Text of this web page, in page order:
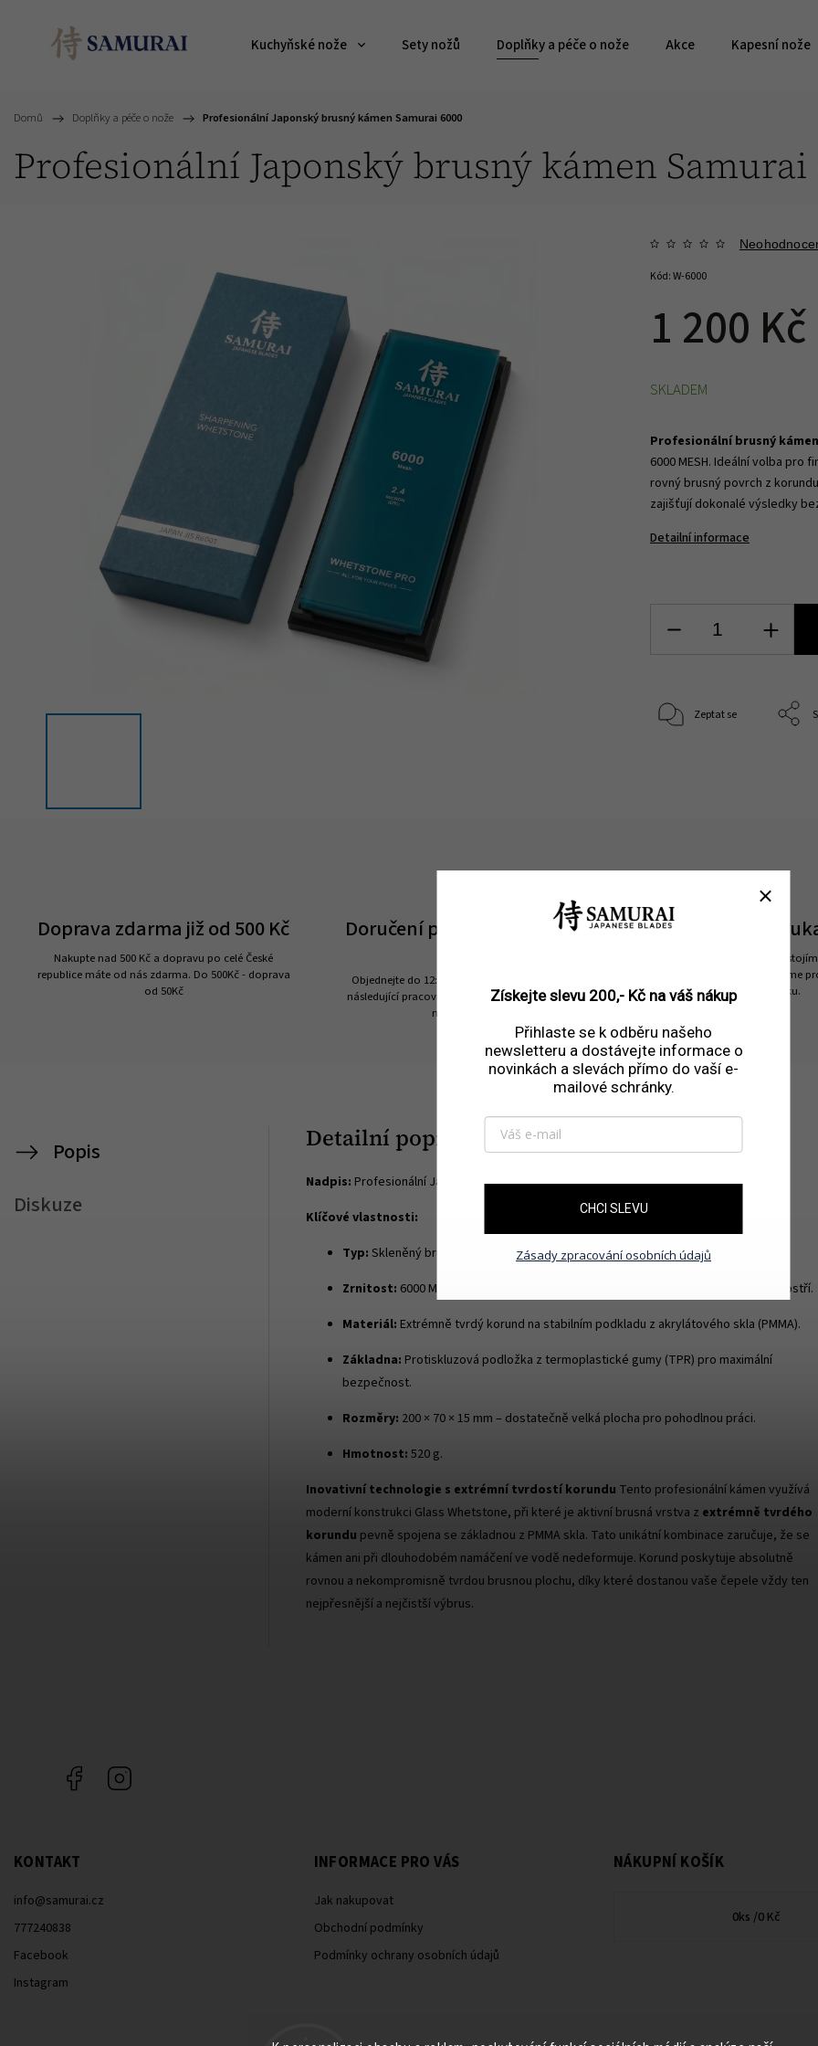
Kuchyňské nože Sety nožů Doplňky a péče o nože Akce Kapesní nože
Domů / Doplňky a péče o nože / Profesionální Japonský brusný kámen Samurai 6000
Profesionální Japonský brusný kámen Samurai
1 200 Kč
Kód:W-6000
Profesionální brusný kámen
6000 MESH. Ideální volba
rovný brusný povrch z
zajišťují dokonalé výsledky
Detailní informace
SKLADEM
Zeptat se
Doprava zdarma již od 500 Kč
Nakupte nad 500 Kč a dopravu po celé České
republice máte od nás zdarma. Do 500Kč - doprava
od 50Kč
Doručení po ČR do druhého
Objednejte do 12:00 a zboží vám doručíme už
následující pracovní den. Zítra už můžete vařit s
novými noži.
Prodloužená
Za kvalitou našich nožů si
všechny produkty poskytujeme
tříletou záruku.
Popis
Diskuze
Detailní popis produktu
Nadpis: Profesionální Japonský brusný kámen Samurai 6000
Klíčové vlastnosti:
Typ: Skleněný brusný kámen (Glass whetstone) pro prémiové kuchyňské nože.
Zrnitost: 6000 MESH (2,4 mikronu) – perfektní pro finální leštění a zrcadlový lesk ostří.
Materiál: Extrémně tvrdý korund na stabilním podkladu z akrylátového skla (PMMA).
Základna: Protiskluzová podložka z termoplastické gumy (TPR) pro maximální
bezpečnost.
Rozměry: 200 × 70 × 15 mm – dostatečně velká plocha pro pohodlnou práci.
Hmotnost: 520 g.
Inovativní technologie s extrémní tvrdostí korundu Tento profesionální kámen využívá
moderní konstrukci Glass Whetstone, při které je aktivní brusná vrstva z extrémně tvrdého
korundu pevně spojena se základnou z PMMA skla. Tato unikátní kombinace zaručuje, že se
kámen ani při dlouhodobém namáčení ve vodě nedeformuje. Korund poskytuje absolutně
rovnou a nekompromisně tvrdou brusnou plochu, díky které dostanou vaše čepele vždy ten
nejpřesnější a nejčistší výbrus.
Facebook
KONTAKT
info@samurai.cz
777240838
Facebook
Instagram
INFORMACE PRO VÁS
Jak nakupovat
Obchodní podmínky
Podmínky ochrany osobních údajů
NÁKUPNÍ KOŠÍK
0ks /0 Kč
Získejte slevu 200,- Kč na váš nákup
Přihlaste se k odběru našeho
newsletteru a dostávejte informace o
novinkách a slevách přímo do vaší e-
mailové schránky.
CHCI SLEVU
Zásady zpracování osobních údajů